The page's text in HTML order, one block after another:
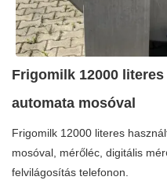
Frigomilk 12000
automata mosóval
Frigomilk 12000 literes
mosóval, mérőléc, digitális
felvilágosítás telefonon.